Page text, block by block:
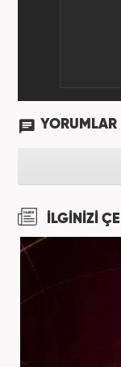
YORUMLAR
İLGİNİZİ